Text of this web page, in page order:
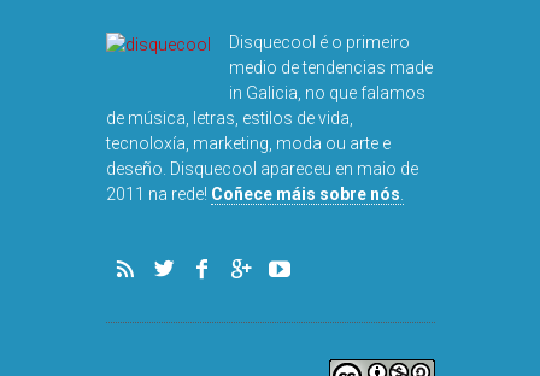
Disquecool é o primeiro
medio de tendencias made
in Galicia, no que falamos
de música, letras, estilos de vida,
2011 na rede!
Coñece máis sobre nós